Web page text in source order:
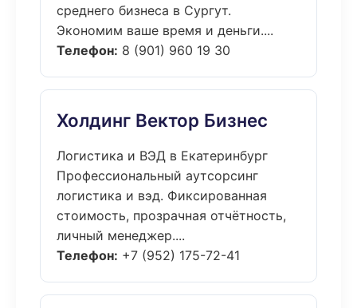
среднего бизнеса в Сургут.
Экономим ваше время и деньги....
Телефон: 8 (901) 960 19 30
Холдинг Вектор Бизнес
Логистика и ВЭД в Екатеринбург
Профессиональный аутсорсинг
логистика и вэд. Фиксированная
стоимость, прозрачная отчётность,
личный менеджер....
Телефон: +7 (952) 175-72-41